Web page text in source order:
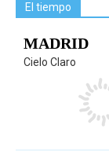
El tiempo
MADRID
Cielo Claro